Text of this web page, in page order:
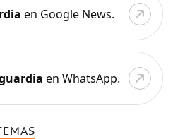
en Google News.
en WhatsApp.